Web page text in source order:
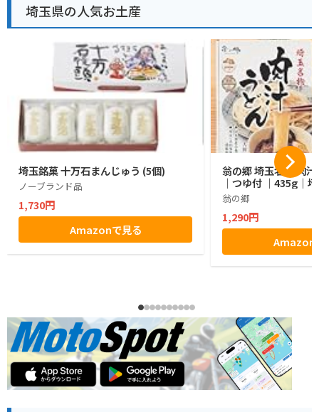
埼玉県の人気お土産
埼玉銘菓 十万石まんじゅう (5個)
ノーブランド品
1,730円
Amazonで見る
翁の郷 埼玉名物 肉
｜つゆ付 ｜435g｜
翁の郷
1,290円
Amazon